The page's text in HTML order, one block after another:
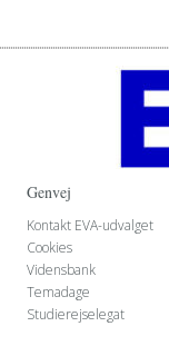
Genvej
Kontakt EVA-udvalget
Cookies
Vidensbank
Temadage
Studierejselegat